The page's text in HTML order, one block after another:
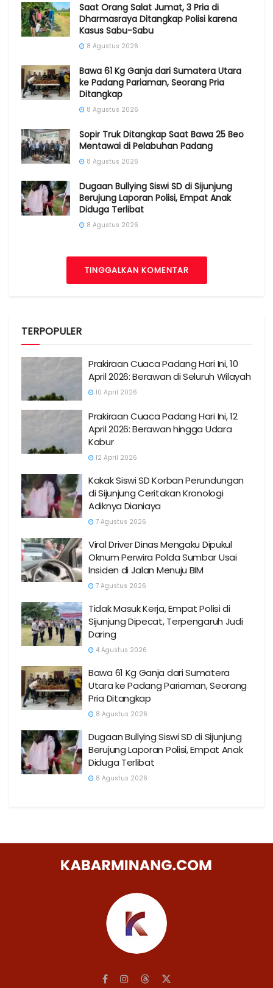
Saat Orang Salat Jumat, 3 Pria di
Dharmasraya Ditangkap Polisi karena
Kasus Sabu-Sabu
8 Agustus 2026
Bawa 61 Kg Ganja dari Sumatera Utara
ke Padang Pariaman, Seorang Pria
Ditangkap
8 Agustus 2026
Sopir Truk Ditangkap Saat Bawa 25 Beo
Mentawai di Pelabuhan Padang
8 Agustus 2026
Dugaan Bullying Siswi SD di Sijunjung
Berujung Laporan Polisi, Empat Anak
Diduga Terlibat
8 Agustus 2026
TINGGALKAN KOMENTAR
TERPOPULER
Prakiraan Cuaca Padang Hari Ini, 10
April 2026: Berawan di Seluruh Wilayah
10 April 2026
Prakiraan Cuaca Padang Hari Ini, 12
April 2026: Berawan hingga Udara
Kabur
12 April 2026
Kakak Siswi SD Korban Perundungan
di Sijunjung Ceritakan Kronologi
Adiknya Dianiaya
7 Agustus 2026
Viral Driver Dinas Mengaku Dipukul
Oknum Perwira Polda Sumbar Usai
Insiden di Jalan Menuju BIM
7 Agustus 2026
Tidak Masuk Kerja, Empat Polisi di
Sijunjung Dipecat, Terpengaruh Judi
Daring
4 Agustus 2026
Bawa 61 Kg Ganja dari Sumatera
Utara ke Padang Pariaman, Seorang
Pria Ditangkap
8 Agustus 2026
Dugaan Bullying Siswi SD di Sijunjung
Berujung Laporan Polisi, Empat Anak
Diduga Terlibat
8 Agustus 2026